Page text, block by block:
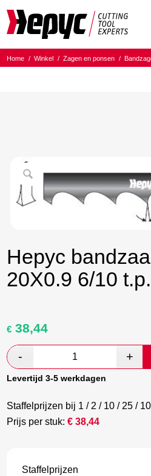
Home / Winkel / Zagen en ponsen /
Hepyc
20X0.9 6/10
Oorspronkelijke
was:
€ 64,07.
€ 38,44Huidige
€ 37,16.
Levertijd 3-5 werkdagen
Staffelprijzen bij 1 / 2 / 10 / 25 /
Prijs per stuk:€38,44
Staffelprijzen